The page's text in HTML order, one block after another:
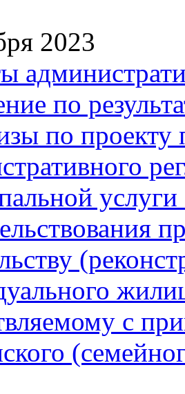
2023
по
по
услуги
с